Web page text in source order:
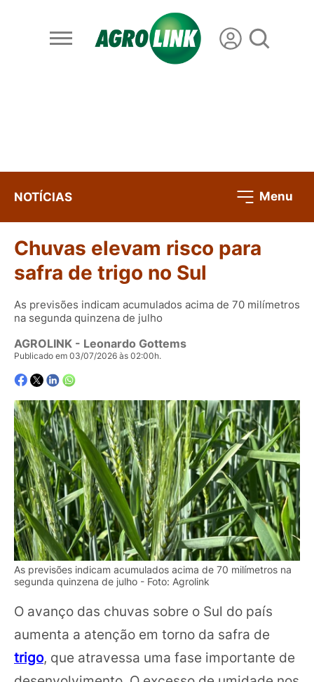
NOTÍCIAS Menu
Chuvas elevam risco para
safra de trigo no Sul
As previsões indicam acumulados acima de 70 milímetros
na segunda quinzena de julho
AGROLINK - Leonardo Gottems
Publicado em 03/07/2026 às 02:00h.
As previsões indicam acumulados acima de 70 milímetros na
segunda quinzena de julho - Foto: Agrolink
O avanço das chuvas sobre o Sul do país
aumenta a atenção em torno da safra de
trigo, que atravessa uma fase importante de